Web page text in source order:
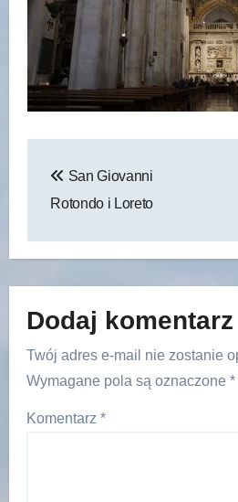
wpisu
San Giovanni
Rotondo i Loreto
Dodaj komentarz
Twój adres e-mail nie zostanie
Wymagane pola są oznaczone *
Komentarz *